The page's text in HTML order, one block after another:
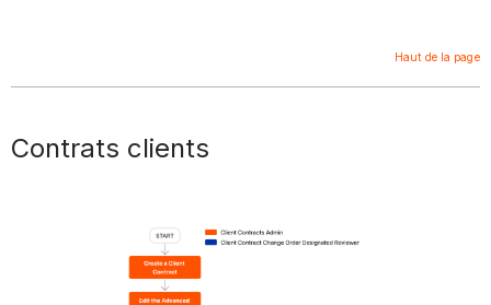
Haut de la page
Contrats clients